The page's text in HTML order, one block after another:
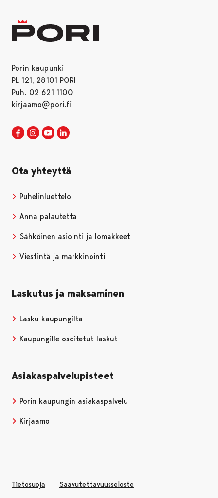
Porin kaupunki
PL 121, 28101 PORI
Puh. 02 621 1100
kirjaamo@pori.fi
Porin kaupunki Facebookissa
Avautuu uudessa välilehdessä
Porin kaupunki Instagramissa
Avautuu uudessa välilehdessä
Porin kaupunki Youtubessa
Avautuu uudessa välilehdessä
Ota yhteyttä
Puhelinluettelo
Anna palautetta
Sähköinen asiointi ja lomakkeet
Viestintä ja markkinointi
Laskutus ja maksaminen
Lasku kaupungilta
Kaupungille osoitetut laskut
Asiakaspalvelupisteet
Porin kaupungin asiakaspalvelu
Kirjaamo
Tietosuoja Saavutettavuusseloste